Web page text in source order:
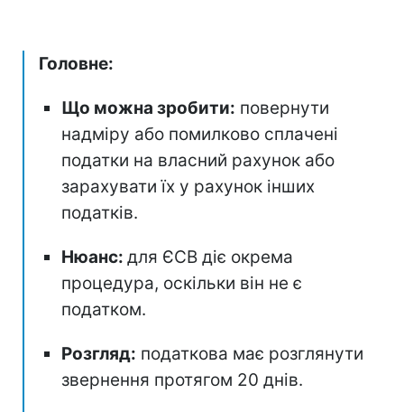
Головне:
Що можна зробити: повернути
надміру або помилково сплачені
податки на власний рахунок або
зарахувати їх у рахунок інших
податків.
Нюанс: для ЄСВ діє окрема
процедура, оскільки він не є
податком.
Розгляд: податкова має розглянути
звернення протягом 20 днів.